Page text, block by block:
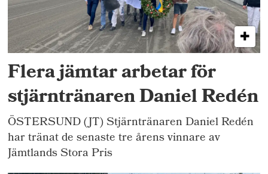
Flera jämtar arbetar för
stjärntränaren Daniel Redén
ÖSTERSUND (JT) Stjärntränaren Daniel Redén
har tränat de senaste tre årens vinnare av
Jämtlands Stora Pris